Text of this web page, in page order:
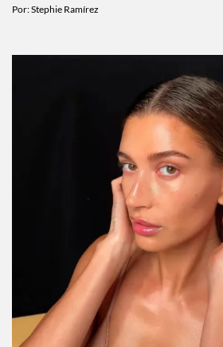
Por:Stephie Ramírez